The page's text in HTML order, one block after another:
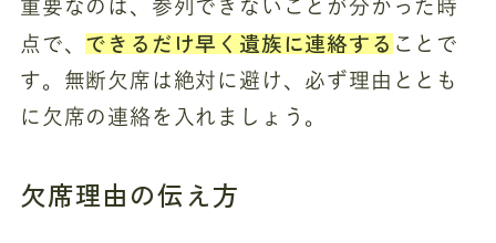
重要なのは、参列できないことが分かった時
点で、 できるだけ早く遺族に連絡することで
す。無断欠席は絶対に避け、必ず理由ととも
に欠席の連絡を入れましょう。
欠席理由の伝え方